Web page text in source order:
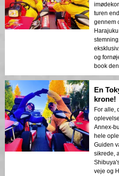
turen
gennem
og
book
En
krone!
For alle,
Annex-
hele
Guiden
sikrede,
veje og